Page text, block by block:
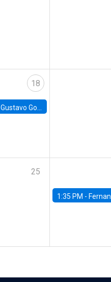
18
Gustavo González, Banco Central de Chile
25
1:35 PM - Fernanda Rojas Ampuero,